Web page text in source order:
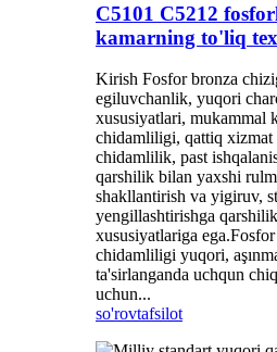
C5101 C5212
kamarning to'liq
Kirish Fosfor bronza
egiluvchanlik, yuqori
xususiyatlari, mukammal
chidamliligi, qattiq xizmat
chidamlilik, past
qarshilik bilan yaxshi
shakllantirish va yigiruv,
yengillashtirishga
xususiyatlariga
chidamliligi yuqori,
ta'sirlanganda uchqun
uchun...
so'rovtafsilot